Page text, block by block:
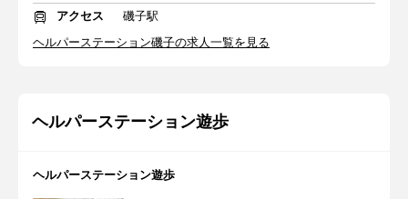
アクセス
磯子駅
ヘルパーステーション磯子の求人一覧を見る
ヘルパーステーション遊歩
ヘルパーステーション遊歩